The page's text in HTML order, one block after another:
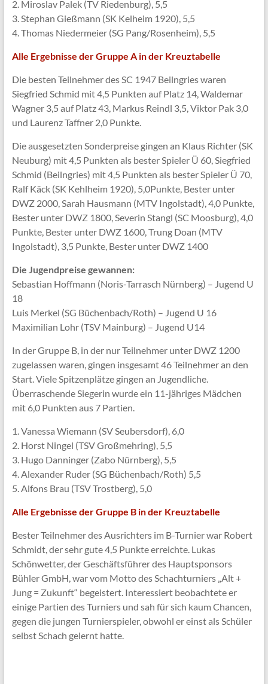
2. Miroslav Palek (TV Riedenburg), 5,5
3. Stephan Gießmann (SK Kelheim 1920), 5,5
4. Thomas Niedermeier (SG Pang/Rosenheim), 5,5
Alle Ergebnisse der Gruppe A in der Kreuztabelle
Die besten Teilnehmer des SC 1947 Beilngries waren
Siegfried Schmid mit 4,5 Punkten auf Platz 14, Waldemar
Wagner 3,5 auf Platz 43, Markus Reindl 3,5, Viktor Pak 3,0
und Laurenz Taffner 2,0 Punkte.
Die ausgesetzten Sonderpreise gingen an Klaus Richter (SK
Neuburg) mit 4,5 Punkten als bester Spieler Ü 60, Siegfried
Schmid (Beilngries) mit 4,5 Punkten als bester Spieler Ü 70,
Ralf Käck (SK Kehlheim 1920), 5,0Punkte, Bester unter
DWZ 2000, Sarah Hausmann (MTV Ingolstadt), 4,0 Punkte,
Bester unter DWZ 1800, Severin Stangl (SC Moosburg), 4,0
Punkte, Bester unter DWZ 1600, Trung Doan (MTV
Ingolstadt), 3,5 Punkte, Bester unter DWZ 1400
Die Jugendpreise gewannen:
Sebastian Hoffmann (Noris-Tarrasch Nürnberg) – Jugend U
18
Luis Merkel (SG Büchenbach/Roth) – Jugend U 16
Maximilian Lohr (TSV Mainburg) – Jugend U14
In der Gruppe B, in der nur Teilnehmer unter DWZ 1200
zugelassen waren, gingen insgesamt 46 Teilnehmer an den
Start. Viele Spitzenplätze gingen an Jugendliche.
Überraschende Siegerin wurde ein 11-jähriges Mädchen
mit 6,0 Punkten aus 7 Partien.
1. Vanessa Wiemann (SV Seubersdorf), 6,0
2. Horst Ningel (TSV Großmehring), 5,5
3. Hugo Danninger (Zabo Nürnberg), 5,5
4. Alexander Ruder (SG Büchenbach/Roth) 5,5
5. Alfons Brau (TSV Trostberg), 5,0
Alle Ergebnisse der Gruppe B in der Kreuztabelle
Bester Teilnehmer des Ausrichters im B-Turnier war Robert
Schmidt, der sehr gute 4,5 Punkte erreichte. Lukas
Schönwetter, der Geschäftsführer des Hauptsponsors
Bühler GmbH, war vom Motto des Schachturniers „Alt +
Jung = Zukunft“ begeistert. Interessiert beobachtete er
einige Partien des Turniers und sah für sich kaum Chancen,
gegen die jungen Turnierspieler, obwohl er einst als Schüler
selbst Schach gelernt hatte.